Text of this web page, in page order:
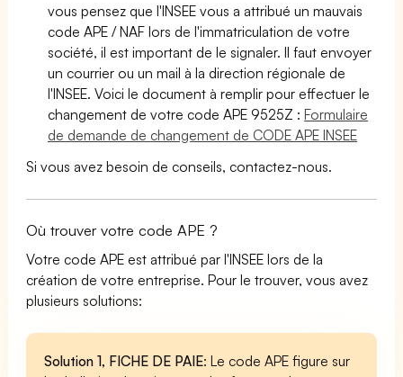
vous pensez que l'INSEE vous a attribué un mauvais
code APE / NAF lors de l'immatriculation de votre
société, il est important de le signaler. Il faut envoyer
un courrier ou un mail à la direction régionale de
l'INSEE. Voici le document à remplir pour effectuer le
changement de votre code APE 9525Z :Formulaire
de demande de changement de CODE APE INSEE
Si vous avez besoin de conseils, contactez-nous.
Où trouver votre code APE ?
Votre code APE est attribué par l'INSEE lors de la
création de votre entreprise. Pour le trouver, vous avez
plusieurs solutions:
Solution 1, FICHE DE PAIE: Le code APE figure sur